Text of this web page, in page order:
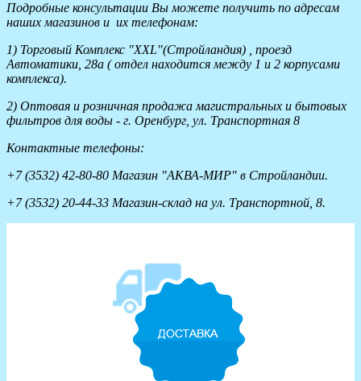
Подробные консультации Вы можете получить по адресам
наших магазинов и их телефонам:
1) Торговый Комплекс "XXL"(Стройландия) , проезд
Автоматики, 28а ( отдел находится между 1 и 2 корпусами
комплекса).
2) Оптовая и розничная продажа магистральных и бытовых
фильтров для воды - г. Оренбург, ул. Транспортная 8
Контактные телефоны:
+7 (3532) 42-80-80 Магазин "АКВА-МИР" в Стройландии.
+7 (3532) 20-44-33 Магазин-склад на ул. Транспортной, 8.